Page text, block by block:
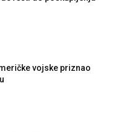
vojske priznao